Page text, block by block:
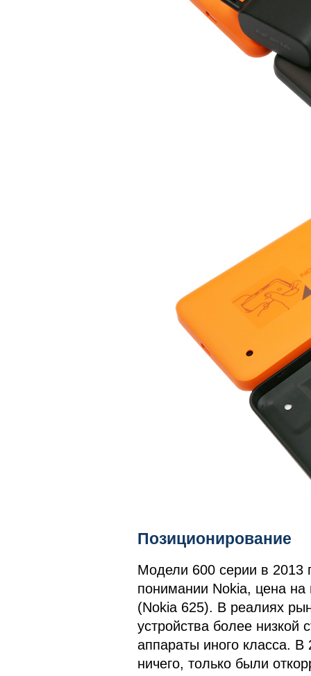
Позиционирование
Модели 600 серии в 2013
понимании Nokia, цена на
(Nokia 625). В реалиях
устройства более низкой
аппараты иного класса. В
ничего, только были